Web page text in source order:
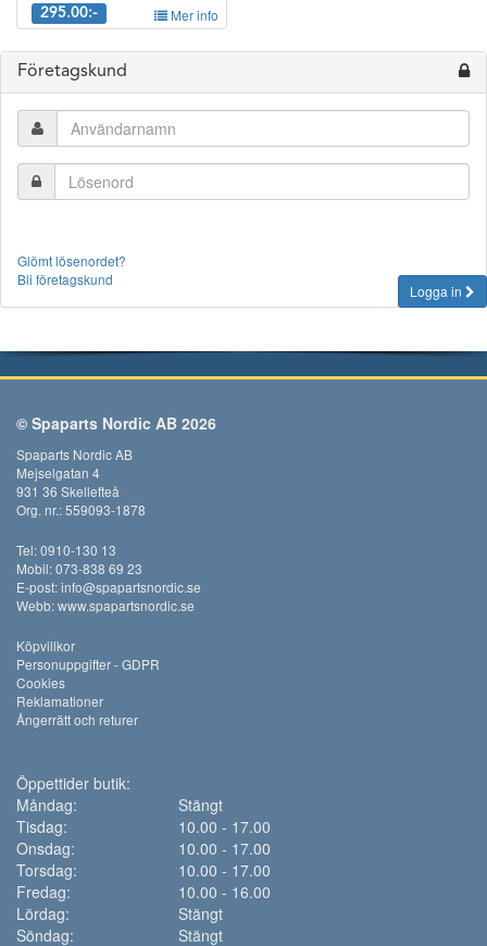
295.00:- Mer info
Företagskund
Glömt lösenordet?
Bli företagskund
Logga in
© Spaparts Nordic AB 2026
Spaparts Nordic AB
Mejselgatan 4
931 36 Skellefteå
Org. nr.: 559093-1878
Tel: 0910-130 13
Mobil: 073-838 69 23
E-post:info@spapartsnordic.se
Webb:www.spapartsnordic.se
Köpvillkor
Personuppgifter - GDPR
Cookies
Reklamationer
Ångerrätt och returer
Öppettider butik:
Måndag:
Stängt
Tisdag:
10.00 - 17.00
Onsdag:
10.00 - 17.00
Torsdag:
10.00 - 17.00
Fredag:
10.00 - 16.00
Lördag:
Stängt
Söndag:
Stängt